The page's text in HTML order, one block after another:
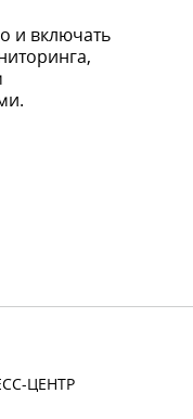
и включать
ЦЕНТР